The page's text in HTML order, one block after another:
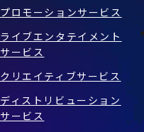
プロモーションサービス
ライブエンタテイメント
サービス
クリエイティブサービス
ディストリビューション
サービス